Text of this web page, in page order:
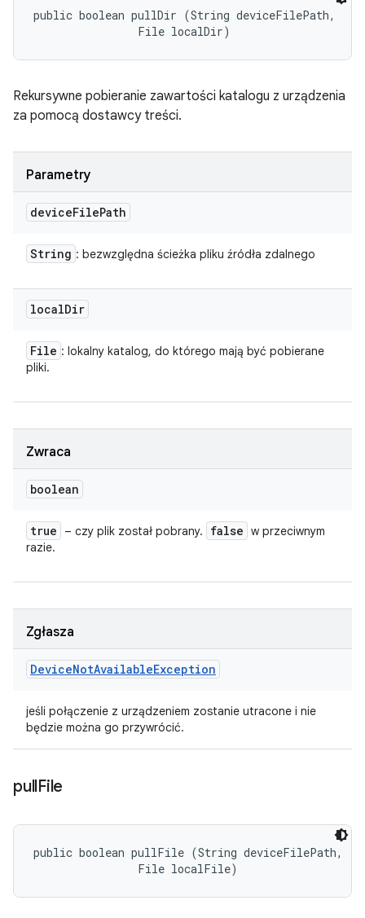
public boolean pullDir (String deviceFilePath,
                File localDir)
Rekursywne pobieranie zawartości katalogu z urządzenia
za pomocą dostawcy treści.
Parametry
deviceFilePath
String : bezwzględna ścieżka pliku źródła zdalnego
localDir
File : lokalny katalog, do którego mają być pobierane
pliki.
Zwraca
boolean
true – czy plik został pobrany. false w przeciwnym
razie.
Zgłasza
DeviceNotAvailableException
jeśli połączenie z urządzeniem zostanie utracone i nie
będzie można go przywrócić.
pullFile
public boolean pullFile (String deviceFilePath,
                File localFile)